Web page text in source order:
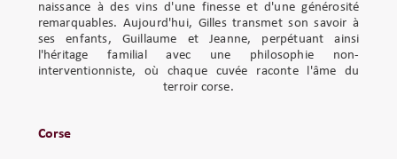
naissance à des vins d'une finesse et d'une générosité
remarquables. Aujourd'hui, Gilles transmet son savoir à
ses enfants, Guillaume et Jeanne, perpétuant ainsi
l'héritage familial avec une philosophie non-
interventionniste, où chaque cuvée raconte l'âme du
terroir corse.
Corse